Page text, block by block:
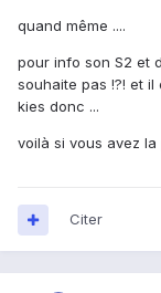
quand même ....
pour info son S2 et
souhaite pas !?! et
kies donc ...
voilà si vous avez
Citer